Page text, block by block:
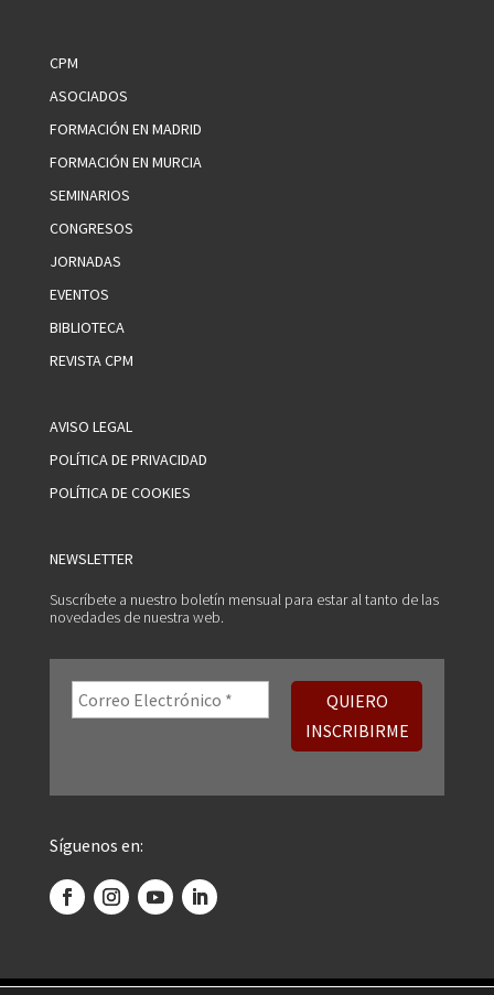
CPM
ASOCIADOS
FORMACIÓN EN MADRID
FORMACIÓN EN MURCIA
SEMINARIOS
CONGRESOS
JORNADAS
EVENTOS
BIBLIOTECA
REVISTA CPM
AVISO LEGAL
POLÍTICA DE PRIVACIDAD
POLÍTICA DE COOKIES
NEWSLETTER
Suscríbete a nuestro boletín mensual para estar al tanto de las
novedades de nuestra web.
Síguenos en: